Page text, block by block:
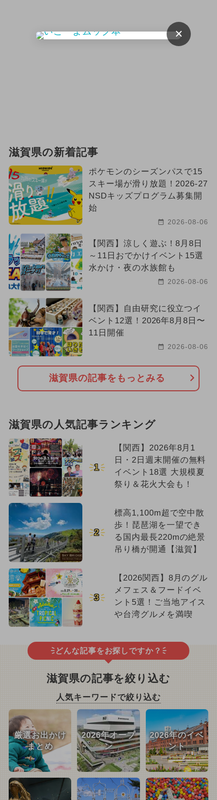
冬休み
滋賀県の新着記事
ポケモンのシーズンパスで15
スキー場が滑り放題！2026-27
NSDキッズプログラム募集開
始
2026-08-06
【関西】涼しく遊ぶ！8月8日
～11日おでかけイベント15選
水かけ・夜の水族館も
2026-08-06
【関西】自由研究に役立つイ
ベント12選！2026年8月8日〜
11日開催
2026-08-06
滋賀県の記事をもっとみる
滋賀県の人気記事ランキング
1
【関西】2026年8月1
日・2日週末開催の無料
イベント18選 大規模夏
祭り＆花火大会も！
2
標高1,100m超で空中散
歩！琵琶湖を一望でき
る国内最長220mの絶景
吊り橋が開通【滋賀】
3
【2026関西】8月のグル
メフェス＆フードイベ
ント5選！ご当地アイス
や台湾グルメを満喫
どんな記事をお探しですか？
滋賀県の記事を絞り込む
人気キーワードで絞り込む
厳選お出かけ
まとめ
2026年オープ
ン
2026年のイベ
ント
×